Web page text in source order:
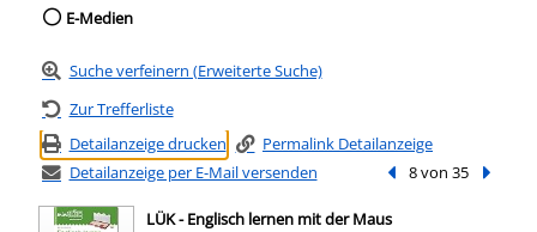
E-Medien
Suche verfeinern (Erweiterte Suche)
Zur Trefferliste
Detailanzeige drucken
Permalink Detailanzeige
Detailanzeige per E-Mail versenden
Vorheriger Treffer
8 von 35
LÜK - Englisch lernen mit der Maus